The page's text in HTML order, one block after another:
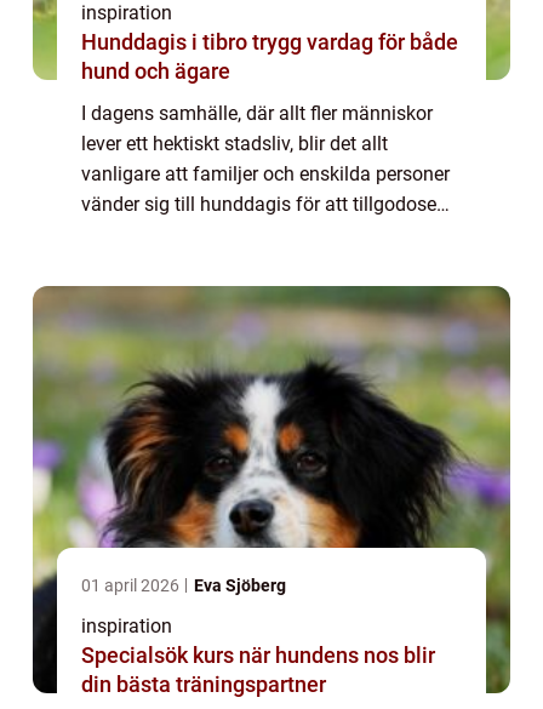
inspiration
Hunddagis i tibro trygg vardag för både
hund och ägare
I dagens samhälle, där allt fler människor
lever ett hektiskt stadsliv, blir det allt
vanligare att familjer och enskilda personer
vänder sig till hunddagis för att tillgodose
01 april 2026 Eva Sjöberg
inspiration
Specialsök kurs när hundens nos blir
din bästa träningspartner